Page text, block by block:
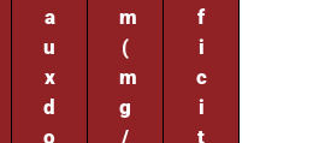
a
u
x
d
o
m
(
m
g
/
f
i
c
i
t